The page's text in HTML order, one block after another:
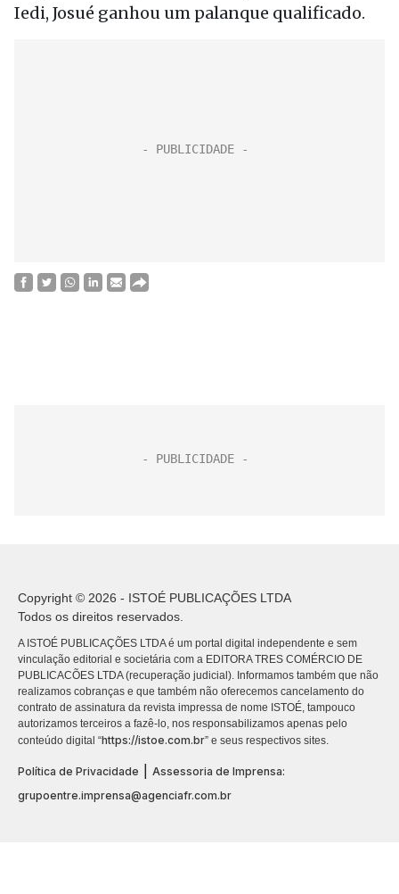
Iedi, Josué ganhou um palanque qualificado.
Copyright © 2026 - ISTOÉ PUBLICAÇÕES LTDA
Todos os direitos reservados.
A ISTOÉ PUBLICAÇÕES LTDA é um portal digital independente e sem
vinculação editorial e societária com a EDITORA TRES COMÉRCIO DE
PUBLICACÕES LTDA (recuperação judicial). Informamos também que não
realizamos cobranças e que também não oferecemos cancelamento do
contrato de assinatura da revista impressa de nome ISTOÉ, tampouco
autorizamos terceiros a fazê-lo, nos responsabilizamos apenas pelo
conteúdo digital “https://istoe.com.br” e seus respectivos sites.
Política de Privacidade
Assessoria de Imprensa:
grupoentre.imprensa@agenciafr.com.br